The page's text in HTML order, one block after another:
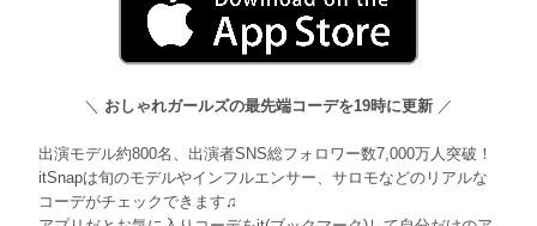
＼ おしゃれガールズの最先端コーデを19時に更新 ／
出演モデル約800名、出演者SNS総フォロワー数7,000万人突破！
itSnapは旬のモデルやインフルエンサー、サロモなどのリアルな
コーデがチェックできます♫